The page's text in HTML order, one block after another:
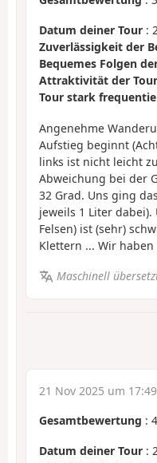
Datum deiner Tour :
Zuverlässigkeit der
Bequemes Folgen
Attraktivität der Tour
Tour stark
Angenehme
Aufstieg beginnt
links ist nicht leicht
Abweichung bei der
32 Grad. Uns ging
jeweils 1 Liter
Felsen) ist (sehr)
Klettern ... Wir
Maschinell
21 Nov 2025 um 17:49
Gesamtbewertung : 4
Datum deiner Tour :